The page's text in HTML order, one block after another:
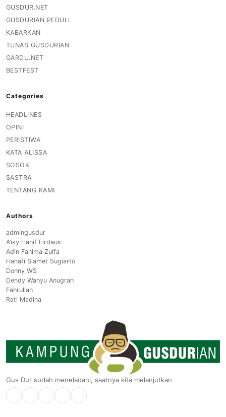
GUSDUR.NET
GUSDURIAN PEDULI
KABARKAN
TUNAS GUSDURIAN
GARDU.NET
BESTFEST
Categories
HEADLINES
OPINI
PERISTIWA
KATA ALISSA
SOSOK
SASTRA
TENTANG KAMI
Authors
admingusdur
A’isy Hanif Firdaus
Adin Fahima Zulfa
Hanafi Slamet Sugiarto
Donny WS
Dendy Wahyu Anugrah
Fahrullah
Rati Madina
Gus Dur sudah meneladani, saatnya kita melanjutkan